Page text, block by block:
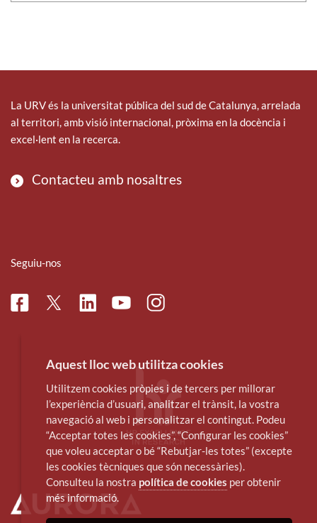
La URV és la universitat pública del sud de Catalunya, arrelada
al territori, amb visió internacional, pròxima en la docència i
excel·lent en la recerca.
Contacteu amb nosaltres
Seguiu-nos
FacebookTwitterLinkedinYoutubeInstagram
Aquest lloc web utilitza cookies
Utilitzem cookies pròpies i de tercers per millorar
l’experiència d’usuari, analitzar el trànsit, la vostra
navegació al web i personalitzar el contingut. Podeu
“Acceptar totes les cookies”, “Configurar les cookies”
que voleu acceptar o bé “Rebutjar-les totes” (excepte
les cookies tècniques que són necessàries).
Consulteu la nostra política de cookies per obtenir
més informació.